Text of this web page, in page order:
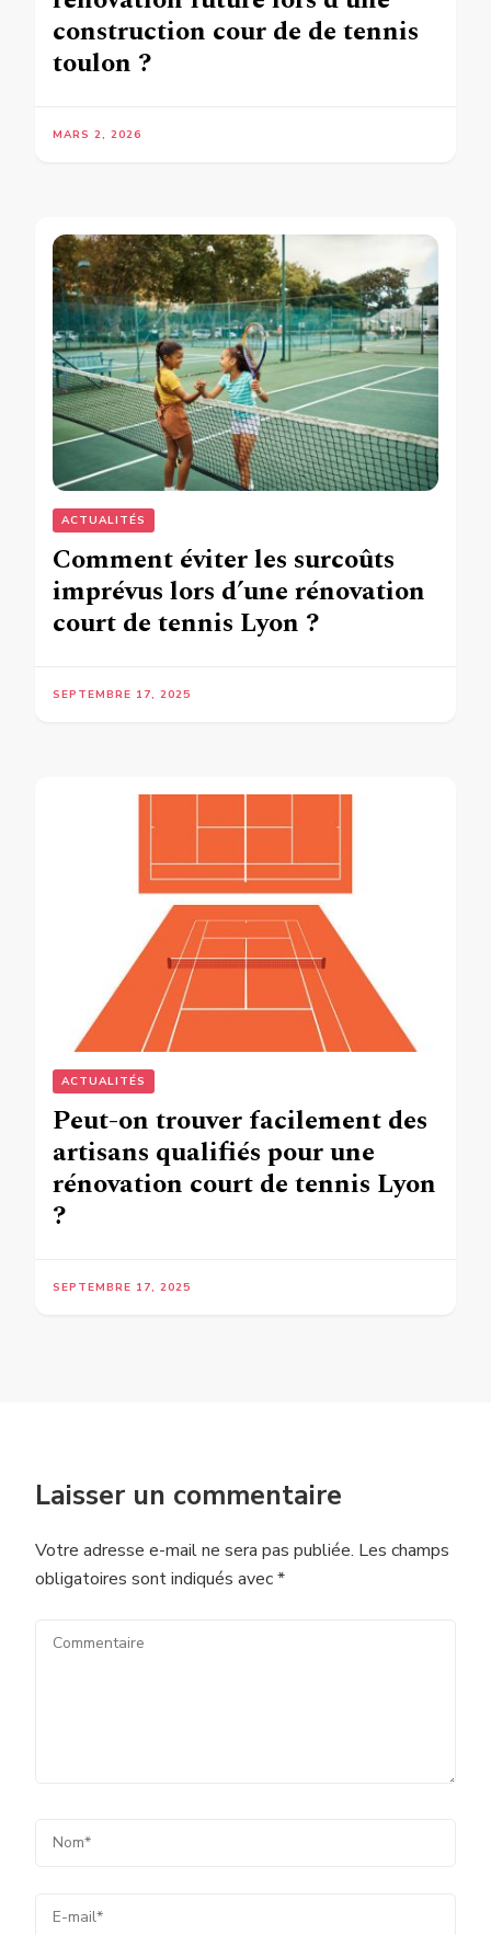
construction cour de de tennis
toulon ?
MARS 2, 2026
ACTUALITÉS
Comment éviter les surcoûts
imprévus lors d’une rénovation
court de tennis Lyon ?
SEPTEMBRE 17, 2025
ACTUALITÉS
Peut-on trouver facilement des
artisans qualifiés pour une
rénovation court de tennis Lyon
?
SEPTEMBRE 17, 2025
Laisser un commentaire
Votre adresse e-mail ne sera pas publiée. Les champs
obligatoires sont indiqués avec*